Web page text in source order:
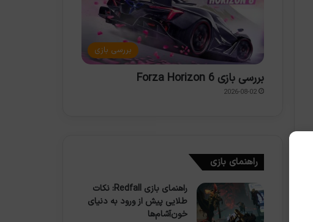
بررسی بازی
بررسی بازی Forza Horizon 6
2026-08-02
راهنمای بازی
راهنمای بازی Redfall: نکات
طلایی پیش از ورود به دنیای
خون‌آشام‌ها